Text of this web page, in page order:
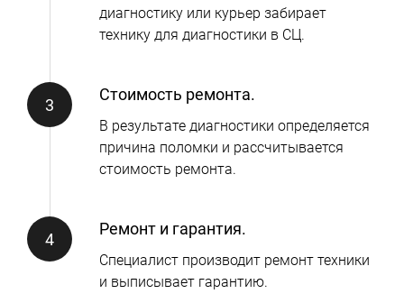
диагностику или курьер забирает
технику для диагностики в СЦ.
Стоимость ремонта.
В результате диагностики определяется
причина поломки и рассчитывается
стоимость ремонта.
Ремонт и гарантия.
Специалист производит ремонт техники
и выписывает гарантию.